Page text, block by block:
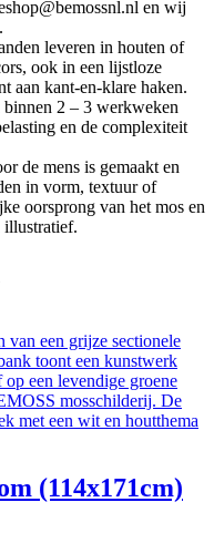
en wij
leveren in houten of
ook in een lijstloze
aan kant-en-klare haken.
2 – 3 werkweken
en de complexiteit
de mens is gemaakt en
in vorm, textuur of
oorsprong van het mos en
illustratief.
(114x171cm)